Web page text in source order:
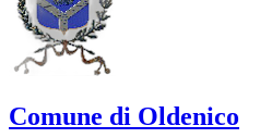
Comune di Oldenico